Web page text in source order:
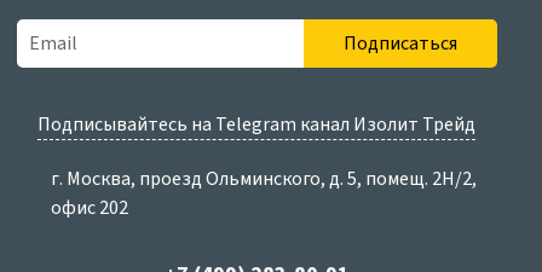
Подписаться
Подписывайтесь на Telegram канал Изолит Трейд
г. Москва, проезд Ольминского, д. 5, помещ. 2Н/2,
офис 202